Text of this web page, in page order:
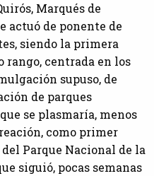
Marqués de
actuó de ponente de
siendo la primera
rango, centrada en los
supuso, de
de parques
se plasmaría, menos
como primer
Parque Nacional de la
siguió, pocas semanas